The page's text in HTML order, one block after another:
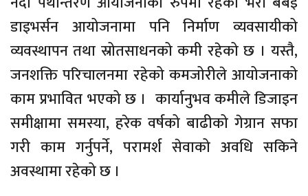
डाइभर्सन आयोजनामा पनि निर्माण व्यवसायीको
व्यवस्थापन तथा स्रोतसाधनको कमी रहेको छ । यस्तै,
जनशक्ति परिचालनमा रहेको कमजोरीले आयोजनाको
काम प्रभावित भएको छ । कार्यानुभव कमीले डिजाइन
समीक्षामा समस्या, हरेक वर्षको बाढीको गेग्रान सफा
गरी काम गर्नुपर्ने, परामर्श सेवाको अवधि सकिने
अवस्थामा रहेको छ ।